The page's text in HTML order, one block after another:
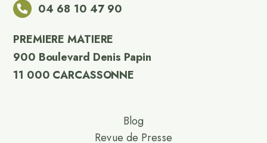
04 68 10 47 90
PREMIERE MATIERE
900 Boulevard Denis Papin
11 000 CARCASSONNE
Blog
Revue de Presse